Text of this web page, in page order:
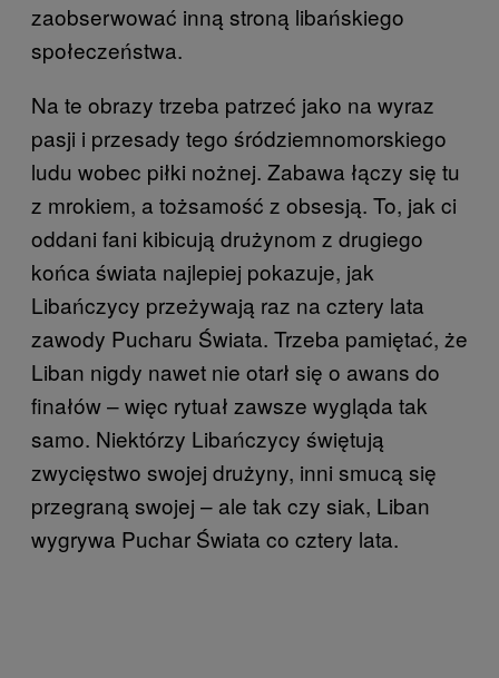
zaobserwować inną stroną libańskiego
społeczeństwa.
Na te obrazy trzeba patrzeć jako na wyraz
pasji i przesady tego śródziemnomorskiego
ludu wobec piłki nożnej. Zabawa łączy się tu
z mrokiem, a tożsamość z obsesją. To, jak ci
oddani fani kibicują drużynom z drugiego
końca świata najlepiej pokazuje, jak
Libańczycy przeżywają raz na cztery lata
zawody Pucharu Świata. Trzeba pamiętać, że
Liban nigdy nawet nie otarł się o awans do
finałów – więc rytuał zawsze wygląda tak
samo. Niektórzy Libańczycy świętują
zwycięstwo swojej drużyny, inni smucą się
przegraną swojej – ale tak czy siak, Liban
wygrywa Puchar Świata co cztery lata.